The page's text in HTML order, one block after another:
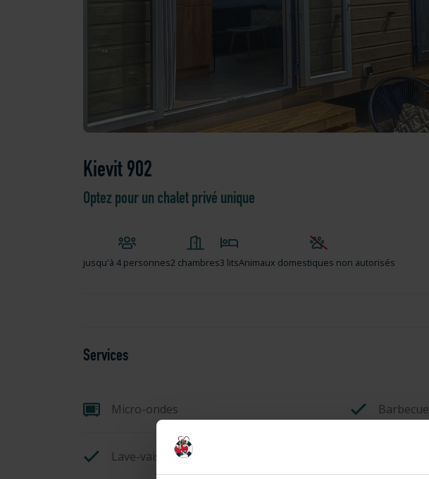
Kievit 902
Optez pour un chalet privé unique
jusqu'à 4 personnes2 chambres3 litsAnimaux domestiques non autorisés
Services
Micro-ondes
Lave-vaisselle
Barbecue